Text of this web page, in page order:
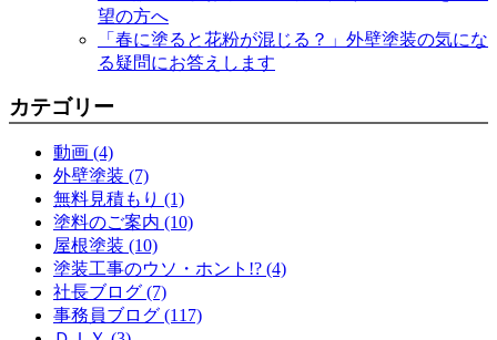
望の方へ
「春に塗ると花粉が混じる？」外壁塗装の気にな
る疑問にお答えします
カテゴリー
動画 (4)
外壁塗装 (7)
無料見積もり (1)
塗料のご案内 (10)
屋根塗装 (10)
塗装工事のウソ・ホント!? (4)
社長ブログ (7)
事務員ブログ (117)